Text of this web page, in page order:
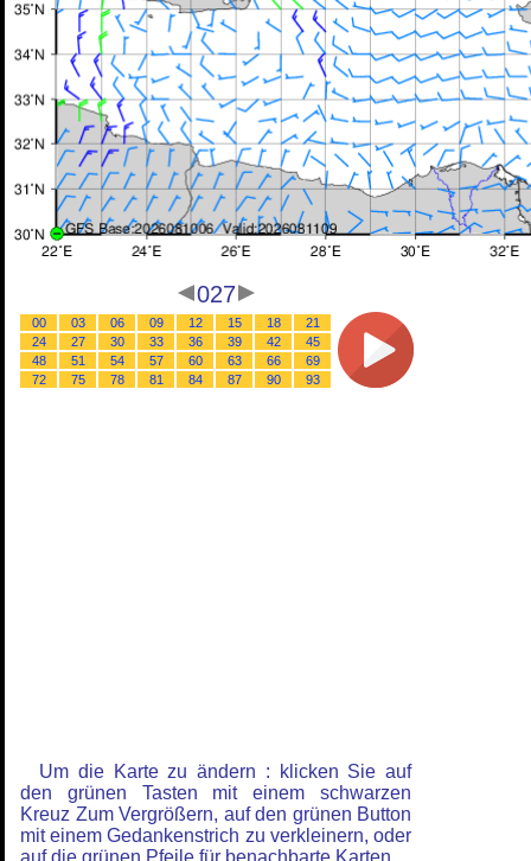
027
00 03 06 09 12 15 18
21
24
27 30 33 36 39 42
45
48
51 54 57 60 63 66
69
72
75 78 81 84 87 90 93
Um die Karte zu ändern : klicken Sie auf
den grünen Tasten mit einem schwarzen
Kreuz Zum Vergrößern, auf den grünen Button
mit einem Gedankenstrich zu verkleinern, oder
auf die grünen Pfeile für benachbarte Karten.